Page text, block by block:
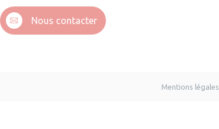
Nous contacter
Mentions légales